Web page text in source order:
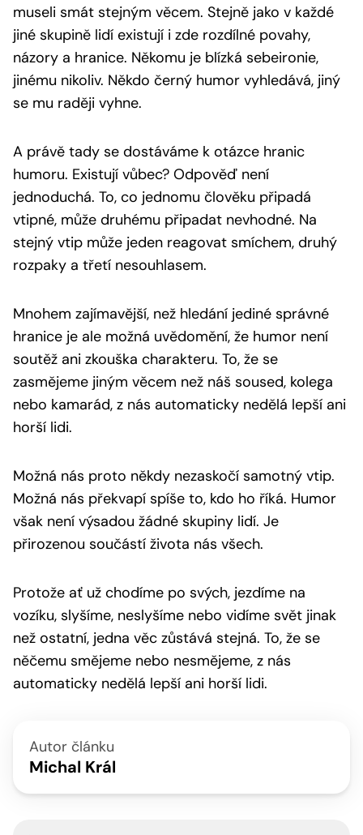
museli smát stejným věcem. Stejně jako v každé
jiné skupině lidí existují i zde rozdílné povahy,
názory a hranice. Někomu je blízká sebeironie,
jinému nikoliv. Někdo černý humor vyhledává, jiný
se mu raději vyhne.
A právě tady se dostáváme k otázce hranic
humoru. Existují vůbec? Odpověď není
jednoduchá. To, co jednomu člověku připadá
vtipné, může druhému připadat nevhodné. Na
stejný vtip může jeden reagovat smíchem, druhý
rozpaky a třetí nesouhlasem.
Mnohem zajímavější, než hledání jediné správné
hranice je ale možná uvědomění, že humor není
soutěž ani zkouška charakteru. To, že se
zasmějeme jiným věcem než náš soused, kolega
nebo kamarád, z nás automaticky nedělá lepší ani
horší lidi.
Možná nás proto někdy nezaskočí samotný vtip.
Možná nás překvapí spíše to, kdo ho říká. Humor
však není výsadou žádné skupiny lidí. Je
přirozenou součástí života nás všech.
Protože ať už chodíme po svých, jezdíme na
vozíku, slyšíme, neslyšíme nebo vidíme svět jinak
než ostatní, jedna věc zůstává stejná. To, že se
něčemu smějeme nebo nesmějeme, z nás
automaticky nedělá lepší ani horší lidi.
Autor článku
Michal Král